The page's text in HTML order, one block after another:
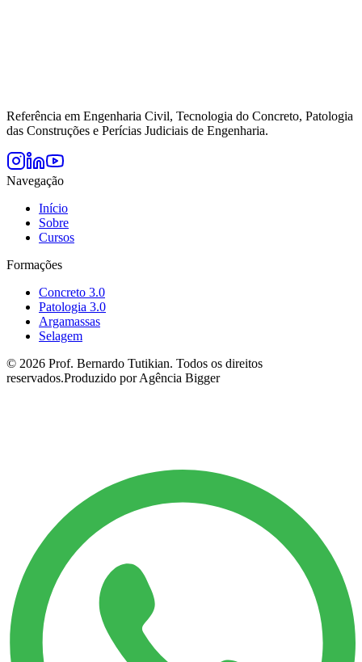
Referência em Engenharia Civil, Tecnologia do Concreto, Patologia
das Construções e Perícias Judiciais de Engenharia.
Navegação
Início
Sobre
Cursos
Formações
Concreto 3.0
Patologia 3.0
Argamassas
Selagem
© 2026 Prof. Bernardo Tutikian. Todos os direitos
reservados.Produzido por Agência Bigger